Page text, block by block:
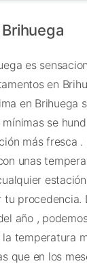
es
en
en Brihuega
se
más fresca .
unas
tu procedencia.
año ,
temperatura
que en los